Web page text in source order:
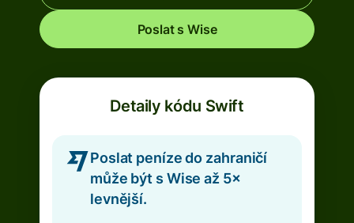
Poslat s Wise
Detaily kódu Swift
Poslat peníze do zahraničí
může být s Wise až 5×
levnější.